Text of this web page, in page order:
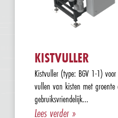
KISTVULLER
Kistvuller (type: BGV 1-1)
vullen van kisten met
gebruiksvriendelijk...
Lees verder »